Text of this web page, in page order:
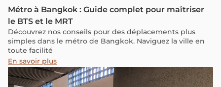
Métro à Bangkok : Guide complet pour maîtriser
le BTS et le MRT
Découvrez nos conseils pour des déplacements plus
simples dans le métro de Bangkok. Naviguez la ville en
toute facilité
En savoir plus